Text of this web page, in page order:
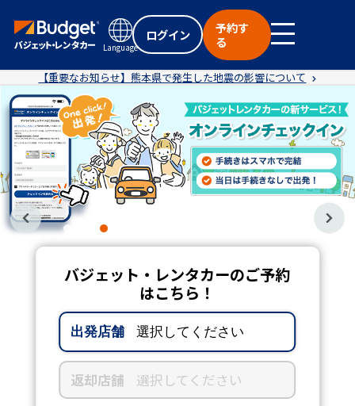
Language
ログイン
予約す
る
【重要なお知らせ】熊本県で発生した地震の影響について
バジェット・レンタカーのご予約
はこちら！
出発店舗 選択してください
返却店舗
選択してください